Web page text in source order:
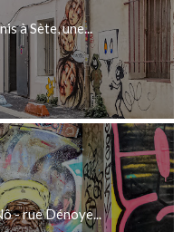
à Sète, une...
- rue Dénoye...